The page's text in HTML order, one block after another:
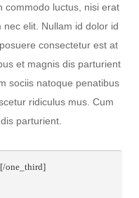
commodo luctus, nisi erat
elit. Nullam id dolor id
consectetur est at
et magnis dis parturient
sociis natoque penatibus
ridiculus mus. Cum
parturient.
one_third]